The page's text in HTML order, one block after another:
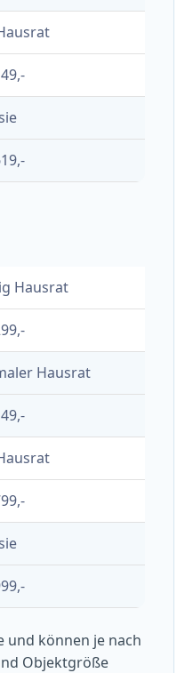
Hausrat
Hausrat
und können je nach
Objektgröße